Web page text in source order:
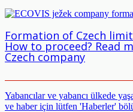
Formation of Czech
How to proceed? Read
Czech company
Yabancılar ve yabancı ülkede
ve haber için lütfen 'Haberler'